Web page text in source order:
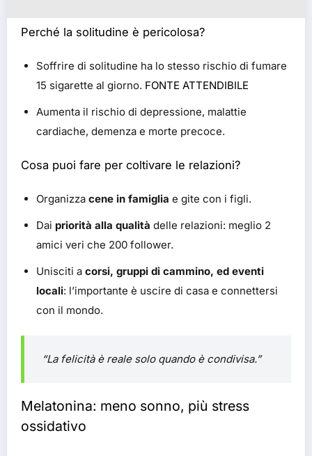
Perché la solitudine è pericolosa?
Soffrire di solitudine ha lo stesso rischio di fumare
15 sigarette al giorno. FONTE ATTENDIBILE
Aumenta il rischio di depressione, malattie
cardiache, demenza e morte precoce.
Cosa puoi fare per coltivare le relazioni?
Organizza cene in famiglia e gite con i figli.
Dai priorità alla qualità delle relazioni: meglio 2
amici veri che 200 follower.
Unisciti a corsi, gruppi di cammino, ed eventi
locali: l’importante è uscire di casa e connettersi
con il mondo.
“La felicità è reale solo quando è condivisa.”
Melatonina: meno sonno, più stress
ossidativo